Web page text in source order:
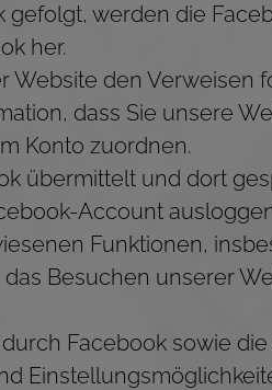
werden die
her.
Website den
dass Sie unsere
Konto zuordnen.
übermittelt und dort
Account
Funktionen,
Besuchen unserer
Facebook sowie